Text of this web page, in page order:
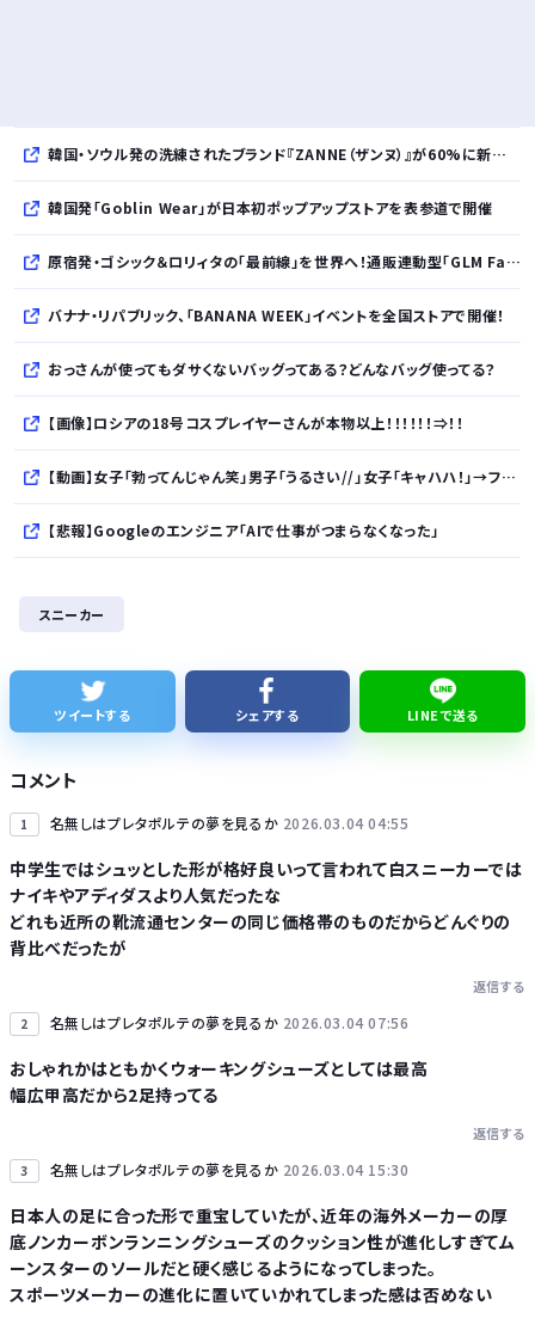
韓国・ソウル発の洗練されたブランド『ZANNE（ザンヌ）』が60%に新規入店、モダン×エフォートレスなコレクションを展開
韓国発「Goblin Wear」が日本初ポップアップストアを表参道で開催
原宿発・ゴシック＆ロリィタの「最前線」を世界へ！通販連動型「GLM Fashion Show 2026」9月開催
バナナ・リパブリック、「BANANA WEEK」イベントを全国ストアで開催！
おっさんが使ってもダサくないバッグってある？どんなバッグ使ってる？
【画像】ロシアの18号コスプレイヤーさんが本物以上！！！！！！⇒！！
【動画】女子「勃ってんじゃん笑」男子「うるさい//」女子「キャハハ！」→フ●ラ開始ｗｗｗｗｗｗｗｗｗｗ
【悲報】Googleのエンジニア「AIで仕事がつまらなくなった」
【画像】日産が社運をかけて発売するSUVｗｗｗｗｗｗｗ
Powered by livedoor 相互RSS
スニーカー
ツイートする シェアする LINEで送る
コメント
1 名無しはプレタポルテの夢を見るか 2026.03.04 04:55
中学生ではシュッとした形が格好良いって言われて白スニーカーでは
ナイキやアディダスより人気だったな
どれも近所の靴流通センターの同じ価格帯のものだからどんぐりの
背比べだったが
返信する
2 名無しはプレタポルテの夢を見るか 2026.03.04 07:56
おしゃれかはともかくウォーキングシューズとしては最高
幅広甲高だから2足持ってる
返信する
3 名無しはプレタポルテの夢を見るか 2026.03.04 15:30
日本人の足に合った形で重宝していたが、近年の海外メーカーの厚
底ノンカーボンランニングシューズのクッション性が進化しすぎてム
ーンスターのソールだと硬く感じるようになってしまった。
スポーツメーカーの進化に置いていかれてしまった感は否めない